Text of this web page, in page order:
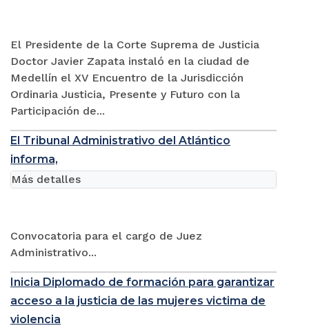
El Presidente de la Corte Suprema de Justicia
Doctor Javier Zapata instaló en la ciudad de
Medellín el XV Encuentro de la Jurisdicción
Ordinaria Justicia, Presente y Futuro con la
Participación de...
El Tribunal Administrativo del Atlántico
informa,
Convocatoria para el cargo de Juez
Administrativo...
Más detalles
Inicia Diplomado de formación para garantizar
acceso a la justicia de las mujeres victima de
violencia